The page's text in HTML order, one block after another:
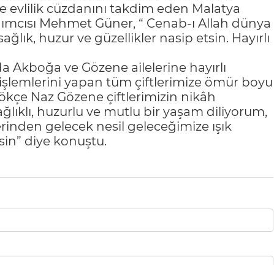
evlilik cüzdanını takdim eden Malatya
Mehmet Güner, “ Cenab-ı Allah dünya
huzur ve güzellikler nasip etsin. Hayırlı
ve Gözene ailelerine hayırlı
yapan tüm çiftlerimize ömür boyu
Naz Gözene çiftlerimizin nikâh
huzurlu ve mutlu bir yaşam diliyorum,
gelecek nesil geleceğimize ışık
diye konuştu.